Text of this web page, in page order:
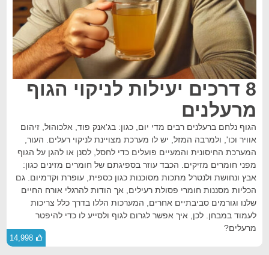
8 דרכים יעילות לניקוי הגוף
מרעלנים
הגוף נלחם ברעלנים רבים מדי יום, כגון: בג'אנק פוד, אלכוהול, זיהום
אוויר וכו', ולמרבה המזל, יש לו מערכת מצויינת לניקוי רעלים. העור,
המערכת החיסונית והמעיים פועלים כדי לחסל, לסנן או להגן על הגוף
מפני חומרים מזיקים. הכבד עוזר בספיגתם של חומרים מזינים כגון:
אבץ ונחושת ולנטרל מתכות מסוכנות כגון כספית, עופרת וקדמיום. גם
הכליות מסננות חומרי פסולת רעילים, אך הודות להרגלי אורח החיים
שלנו וגורמים סביבתיים אחרים, המערכות הללו בדרך כלל צריכות
לעמוד במבחן. לכן, איך אפשר לגרום לגוף ולסייע לו כדי להיפטר
מרעלים?
14,998